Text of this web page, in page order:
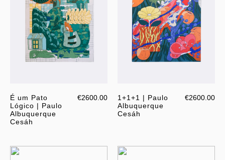
É um Pato
Lógico | Paulo
Albuquerque
Cesáh
€2600.00
1+1+1 | Paulo
Albuquerque
Cesáh
€2600.00